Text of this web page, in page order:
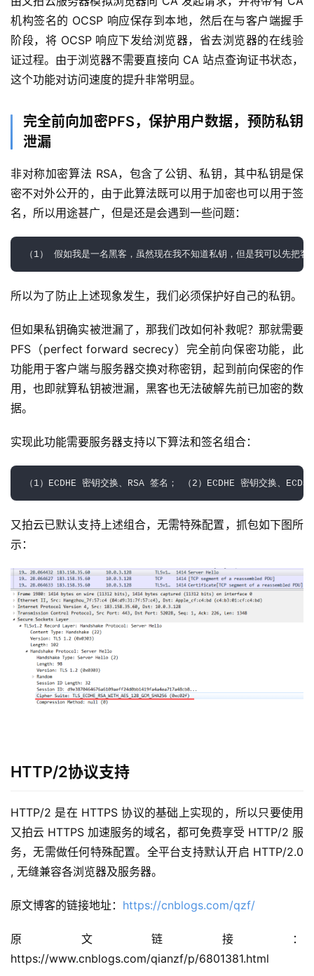
机构签名的 OCSP 响应保存到本地，然后在与客户端握手
阶段，将 OCSP 响应下发给浏览器，省去浏览器的在线验
证过程。由于浏览器不需要直接向 CA 站点查询证书状态，
这个功能对访问速度的提升非常明显。
完全前向加密PFS，保护用户数据，预防私钥
泄漏
非对称加密算法 RSA，包含了公钥、私钥，其中私钥是保
密不对外公开的，由于此算法既可以用于加密也可以用于签
名，所以用途甚广，但是还是会遇到一些问题：
（1） 假如我是一名黑客，虽然现在我不知道私钥，但是我可以先把
所以为了防止上述现象发生，我们必须保护好自己的私钥。
但如果私钥确实被泄漏了，那我们改如何补救呢？那就需要
PFS（perfect forward secrecy）完全前向保密功能，此
功能用于客户端与服务器交换对称密钥，起到前向保密的作
用，也即就算私钥被泄漏，黑客也无法破解先前已加密的数
据。
实现此功能需要服务器支持以下算法和签名组合：
（1）ECDHE 密钥交换、RSA 签名； （2）ECDHE 密钥交换、
又拍云已默认支持上述组合，无需特殊配置，抓包如下图所
示：
HTTP/2协议支持
HTTP/2 是在 HTTPS 协议的基础上实现的，所以只要使用
又拍云 HTTPS 加速服务的域名，都可免费享受 HTTP/2 服
务，无需做任何特殊配置。全平台支持默认开启 HTTP/2.0
, 无缝兼容各浏览器及服务器。
原文博客的链接地址： https://cnblogs.com/qzf/
原文链接：
https://www.cnblogs.com/qianzf/p/6801381.html